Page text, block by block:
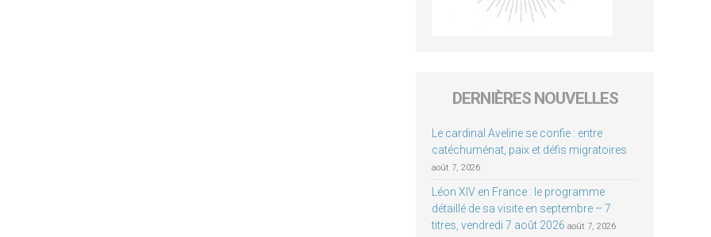
DERNIÈRES NOUVELLES
Le cardinal Aveline se confie : entre
catéchuménat, paix et défis migratoires
août 7, 2026
Léon XIV en France : le programme
détaillé de sa visite en septembre – 7
titres, vendredi 7 août 2026 août 7, 2026